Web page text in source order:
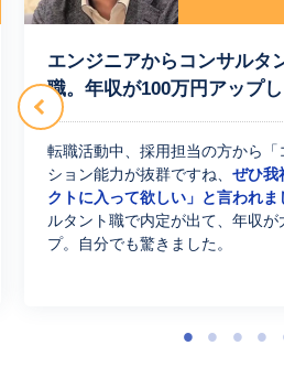
Previous
エンジニアからコンサルタ
職。年収が100万円アップし
転職活動中、採用担当の方から「
ション能力が抜群ですね、 ぜひ我
クトに入って欲しい」と言われま
ルタント職で内定が出て、年収が
プ。自分でも驚きました。
1 2 3 4